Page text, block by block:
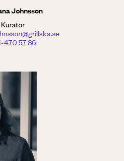
Johnsson
Kurator
470 57 86